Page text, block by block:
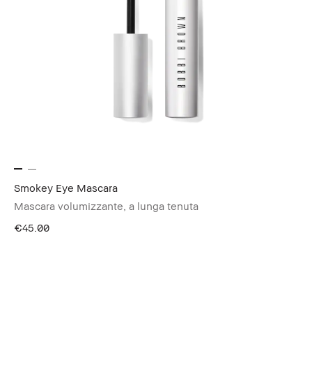
Smokey Eye Mascara
Mascara volumizzante, a lunga tenuta
€45.00